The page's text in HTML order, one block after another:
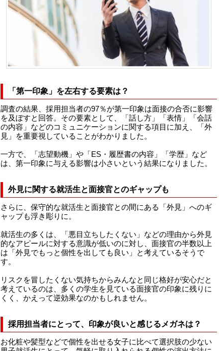
「第一印象」を左右する要素は？
調査の結果、採用担当者の97％が第一印象は面接の合否に影響
を及ぼすと回答。その要素として、「話し方」「表情」「会話
の内容」などのコミュニケーションに関する項目に加え、「外
見」を重要視していることがわかりました。
一方で、「志望動機」や「ES・履歴書の内容」「学歴」など
は、第一印象に与える影響は小さいという結果になりました。
外見に関する就活生と面接官とのギャップも
さらに、保守的な就活生と面接官との間にある「外見」へのギ
ャップも浮き彫りに。
就活生の多くは、「悪目立ちしたくない」などの理由から外見
的なアピールに対する意識が低いのに対し、面接官の半数以上
は「外見でもっと個性を出しても良い」と考えているそうで
す。
リスクを冒したくない気持ちからみんなと同じ格好が安心だと
考えているのは、多くの学生を見ている面接官の印象に残りに
くく、かえって逆効果なのかもしれません。
採用担当者にとって、印象が良いと感じるメガネは？
お化粧や髪型などで個性を出せる女子に比べて選択肢の少ない